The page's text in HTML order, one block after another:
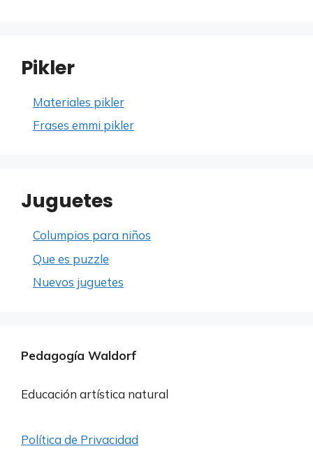
Pikler
Materiales pikler
Frases emmi pikler
Juguetes
Columpios para niños
Que es puzzle
Nuevos juguetes
Pedagogía Waldorf
Educación artística natural
Política de Privacidad